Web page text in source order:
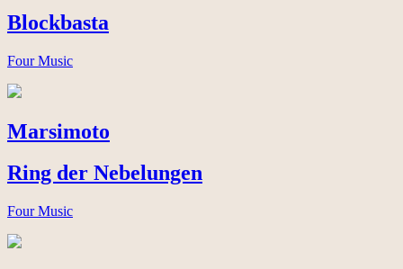
Blockbasta
Four Music
Marsimoto
Ring der Nebelungen
Four Music